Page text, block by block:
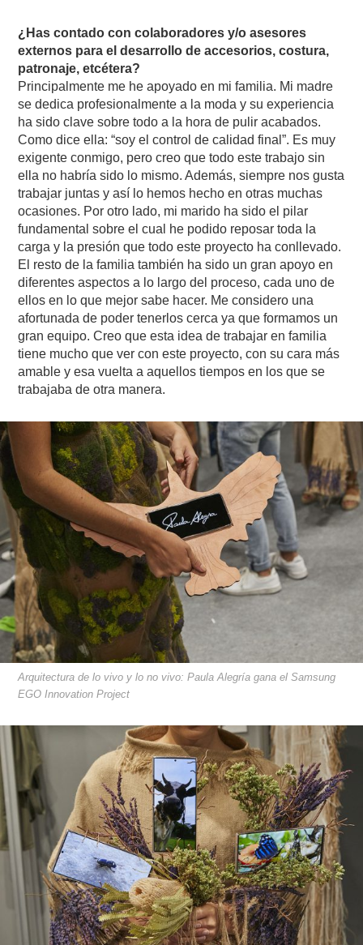
¿Has contado con colaboradores y/o asesores
externos para el desarrollo de accesorios, costura,
patronaje, etcétera?
Principalmente me he apoyado en mi familia. Mi madre
se dedica profesionalmente a la moda y su experiencia
ha sido clave sobre todo a la hora de pulir acabados.
Como dice ella: “soy el control de calidad final”. Es muy
exigente conmigo, pero creo que todo este trabajo sin
ella no habría sido lo mismo. Además, siempre nos gusta
trabajar juntas y así lo hemos hecho en otras muchas
ocasiones. Por otro lado, mi marido ha sido el pilar
fundamental sobre el cual he podido reposar toda la
carga y la presión que todo este proyecto ha conllevado.
El resto de la familia también ha sido un gran apoyo en
diferentes aspectos a lo largo del proceso, cada uno de
ellos en lo que mejor sabe hacer. Me considero una
afortunada de poder tenerlos cerca ya que formamos un
gran equipo. Creo que esta idea de trabajar en familia
tiene mucho que ver con este proyecto, con su cara más
amable y esa vuelta a aquellos tiempos en los que se
trabajaba de otra manera.
Arquitectura de lo vivo y lo no vivo: Paula Alegría gana el Samsung
EGO Innovation Project